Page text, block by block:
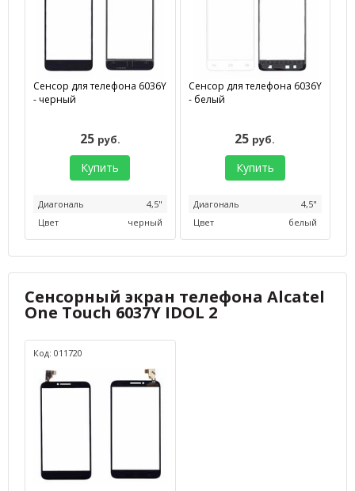
Сенсор для телефона 6036Y
- черный
25 руб.
Купить
Диагональ
4,5"
Цвет
черный
Сенсор для телефона 6036Y
- белый
25 руб.
Купить
Диагональ
4,5"
Цвет
белый
Сенсорный экран телефона Alcatel
One Touch 6037Y IDOL 2
Код: 011720